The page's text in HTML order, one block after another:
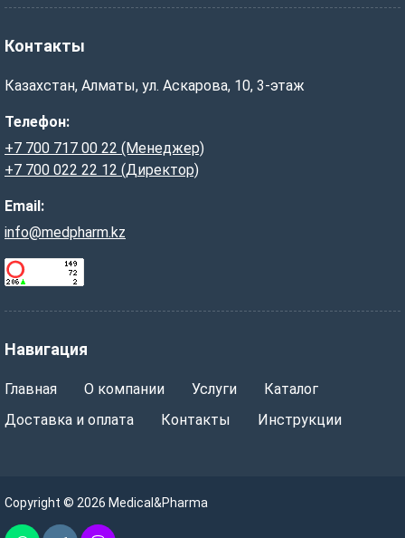
Навигация
Главная О компании Услуги
Каталог
Доставка и оплата
Контакты Инструкции
Контакты
Казахстан, Алматы, ул. Аскарова, 10, 3-этаж
Телефон:
+7 700 717 00 22 (Менеджер)
+7 700 022 22 12 (Директор)
Email:
info@medpharm.kz
Copyright © 2026 Medical&Pharma